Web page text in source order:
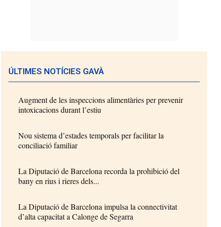
ÚLTIMES NOTÍCIES GAVÀ
Augment de les inspeccions alimentàries per prevenir
intoxicacions durant l’estiu
Nou sistema d’estades temporals per facilitar la
conciliació familiar
La Diputació de Barcelona recorda la prohibició del
bany en rius i rieres dels...
La Diputació de Barcelona impulsa la connectivitat
d’alta capacitat a Calonge de Segarra